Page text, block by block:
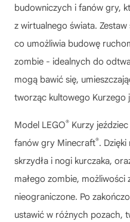
budowniczych i fanów gry,
z wirtualnego świata. Zestaw
co umożliwia budowę
zombie - idealnych do
mogą bawić się,
tworząc kultowego Kurzego
Model LEGO® Kurzy jeździec
fanów gry Minecraft®.
skrzydła i nogi kurczaka,
małego zombie, możliwości
nieograniczone. Po
ustawić w różnych pozach,